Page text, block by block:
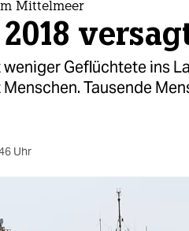
Mittelmeer
Geflüchtete ins
Tausende
Uhr